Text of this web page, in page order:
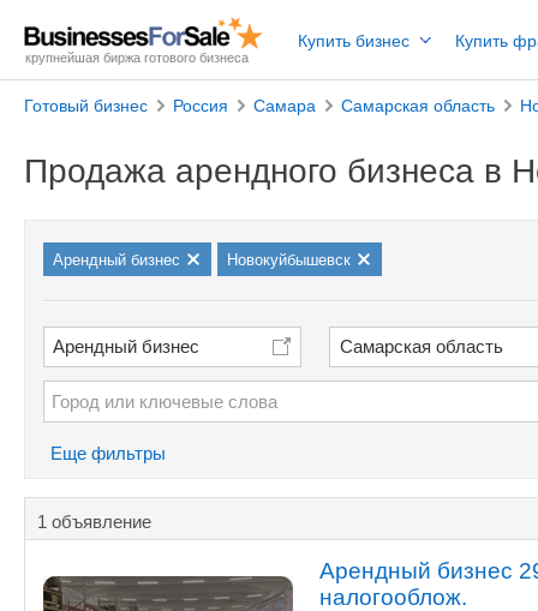
крупнейшая биржа готового бизнеса
Купить бизнес Купить
Готовый бизнес Россия Самара Самарская область
Продажа арендного бизнеса в
Арендный бизнес Новокуйбышевск
Арендный бизнес Самарская область
Еще фильтры
1 объявление
Арендный бизнес
налогооблож.